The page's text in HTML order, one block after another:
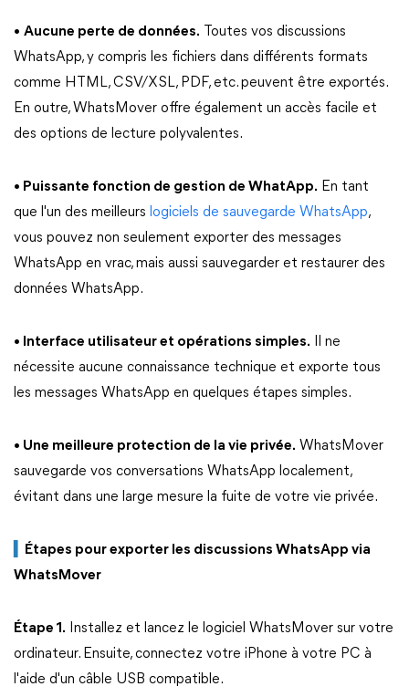
• Aucune perte de données. Toutes vos discussions
WhatsApp, y compris les fichiers dans différents formats
comme HTML, CSV/XSL, PDF, etc. peuvent être exportés.
En outre, WhatsMover offre également un accès facile et
des options de lecture polyvalentes.
• Puissante fonction de gestion de WhatApp. En tant
que l'un des meilleurs logiciels de sauvegarde WhatsApp,
vous pouvez non seulement exporter des messages
WhatsApp en vrac, mais aussi sauvegarder et restaurer des
données WhatsApp.
• Interface utilisateur et opérations simples. Il ne
nécessite aucune connaissance technique et exporte tous
les messages WhatsApp en quelques étapes simples.
• Une meilleure protection de la vie privée. WhatsMover
sauvegarde vos conversations WhatsApp localement,
évitant dans une large mesure la fuite de votre vie privée.
Étapes pour exporter les discussions WhatsApp via
WhatsMover
Étape 1. Installez et lancez le logiciel WhatsMover sur votre
ordinateur. Ensuite, connectez votre iPhone à votre PC à
l'aide d'un câble USB compatible.